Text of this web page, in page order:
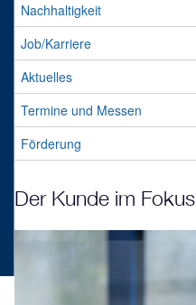
Nachhaltigkeit
Job/Karriere
Aktuelles
Termine und Messen
Förderung
Der Kunde im Fokus